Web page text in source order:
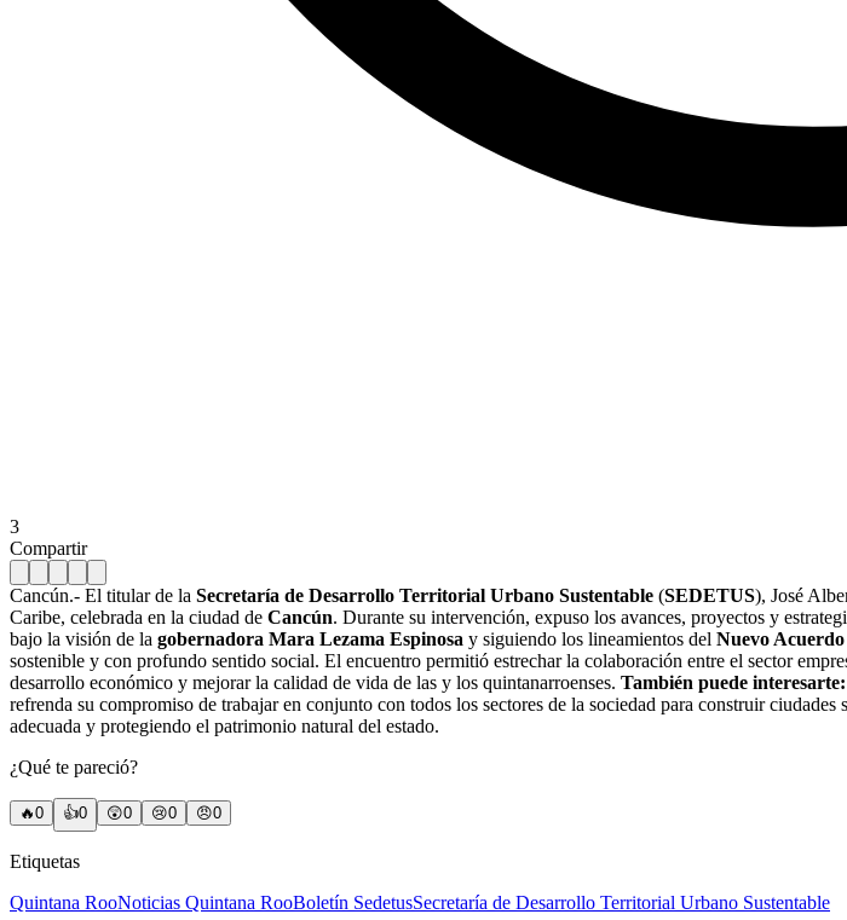
3
Compartir
Cancún.- El titular de la Secretaría de Desarrollo Territorial Urbano Sustentable (SEDETUS), José
Caribe, celebrada en la ciudad de Cancún. Durante su intervención, expuso los avances, proyectos y
bajo la visión de la gobernadora Mara Lezama Espinosa y siguiendo los lineamientos del Nuevo
sostenible y con profundo sentido social. El encuentro permitió estrechar la colaboración entre el sector
desarrollo económico y mejorar la calidad de vida de las y los quintanarroenses. También puede interesarte:
refrenda su compromiso de trabajar en conjunto con todos los sectores de la sociedad para construir
adecuada y protegiendo el patrimonio natural del estado.
¿Qué te pareció?
🔥0 👍0 😲0 😢0 😠0
Etiquetas
Quintana RooNoticias Quintana RooBoletín SedetusSecretaría de Desarrollo Territorial Urbano Sustentable